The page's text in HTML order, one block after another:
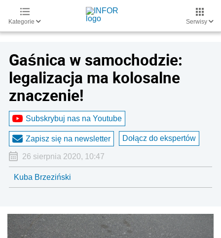
Kategorie Serwisy
Gaśnica w samochodzie:
legalizacja ma kolosalne
znaczenie!
Subskrybuj nas na Youtube
Zapisz się na newsletter Dołącz do ekspertów
26 sierpnia 2020, 10:47
Kuba Brzeziński